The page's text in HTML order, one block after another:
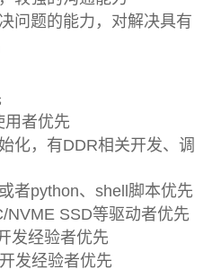
问题的能力，对解决具有
用者优先
化，有DDR相关开发、调
者python、shell脚本优先
NVME SSD等驱动者优先
发经验者优先
发经验者优先